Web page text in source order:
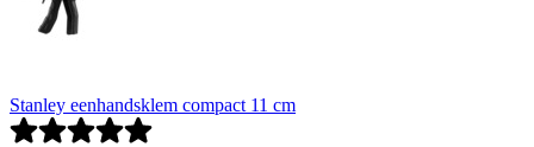
Stanley eenhandsklem compact 11 cm